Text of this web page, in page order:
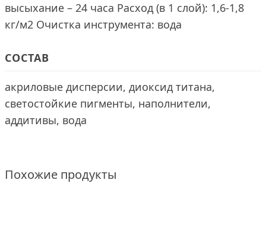
высыхание – 24 часа Расход (в 1 слой): 1,6-1,8
кг/м2 Очистка инструмента: вода
СОСТАВ
акриловые дисперсии, диоксид титана,
светостойкие пигменты, наполнители,
аддитивы, вода
Похожие продукты